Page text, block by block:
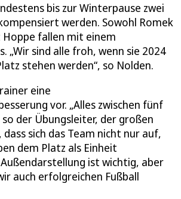
bis zur Winterpause zwei
werden. Sowohl Romek
Hoppe fallen mit einem
„Wir sind alle froh, wenn sie 2024
stehen werden“, so Nolden.
eine
vor. „Alles zwischen fünf
der Übungsleiter, der großen
sich das Team nicht nur auf,
dem Platz als Einheit
ist wichtig, aber
auch erfolgreichen Fußball